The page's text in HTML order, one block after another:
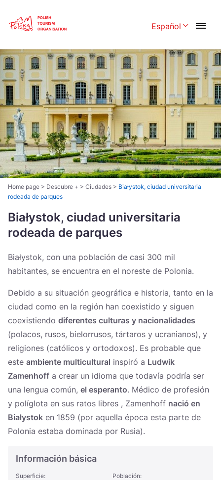
Español
Polski English
Česká 中国
Dansk Deutschland
Español Français
Italiano Magyar
Nederlands 日本語
Português Norsk
Україна
Zamknij
Home page > Descubre + > Ciudades > Białystok, ciudad universitaria
rodeada de parques
Białystok, ciudad universitaria
rodeada de parques
Białystok, con una población de casi 300 mil
habitantes, se encuentra en el noreste de Polonia.
Debido a su situación geográfica e historia, tanto en la
ciudad como en la región han coexistido y siguen
coexistiendo diferentes culturas y nacionalidades
(polacos, rusos, bielorrusos, tártaros y ucranianos), y
religiones (católicos y ortodoxos). Es probable que
este ambiente multicultural inspiró a Ludwik
Zamenhoff a crear un idioma que todavía podría ser
una lengua común, el esperanto. Médico de profesión
y políglota en sus ratos libres , Zamenhoff nació en
Białystok en 1859 (por aquella época esta parte de
Polonia estaba dominada por Rusia).
Información básica
Superficie: Población: